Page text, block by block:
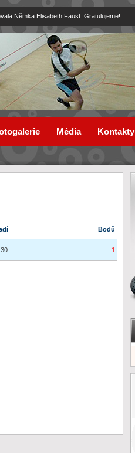
Němka Elisabeth Faust. Gratulujeme!
Bodů
1
Média Kontakty